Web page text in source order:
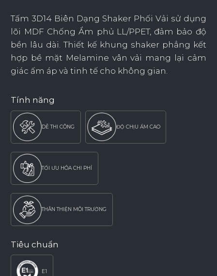
Tấm 3D14 Biên Dạng Shaker Phối Vải sử dụng
lõi MDF Chống Ẩm phủ LL/PPET, đảm bảo độ
bền lâu dài. Thiết kế khung shaker phẳng kết
hợp bề mặt Melamine vân vải mang lại cảm
giác ấm áp và tinh tế cho không gian.
Tính năng
DỄ THI CÔNG ĐỘ CHỊU ẨM CAO
TỐI ƯU HÓA CHI PHÍ
THÂN THIỆN MÔI TRƯỜNG
Tiêu chuẩn
E1